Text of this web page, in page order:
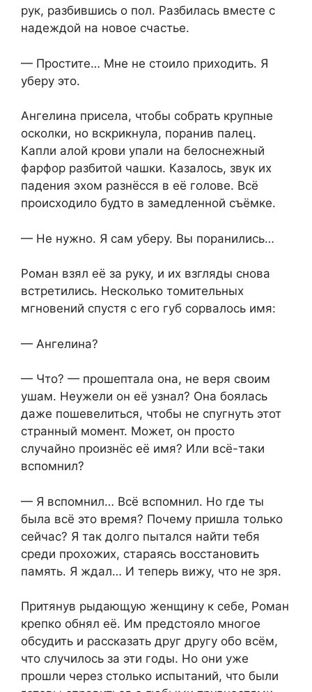
рук, разбившись о пол. Разбилась вместе с
надеждой на новое счастье.
— Простите… Мне не стоило приходить. Я
уберу это.
Ангелина присела, чтобы собрать крупные
осколки, но вскрикнула, поранив палец.
Капли алой крови упали на белоснежный
фарфор разбитой чашки. Казалось, звук их
падения эхом разнёсся в её голове. Всё
происходило будто в замедленной съёмке.
— Не нужно. Я сам уберу. Вы поранились…
Роман взял её за руку, и их взгляды снова
встретились. Несколько томительных
мгновений спустя с его губ сорвалось имя:
— Ангелина?
— Что? — прошептала она, не веря своим
ушам. Неужели он её узнал? Она боялась
даже пошевелиться, чтобы не спугнуть этот
странный момент. Может, он просто
случайно произнёс её имя? Или всё-таки
вспомнил?
— Я вспомнил… Всё вспомнил. Но где ты
была всё это время? Почему пришла только
сейчас? Я так долго пытался найти тебя
среди прохожих, стараясь восстановить
память. Я ждал… И теперь вижу, что не зря.
Притянув рыдающую женщину к себе, Роман
крепко обнял её. Им предстояло многое
обсудить и рассказать друг другу обо всём,
что случилось за эти годы. Но они уже
прошли через столько испытаний, что были